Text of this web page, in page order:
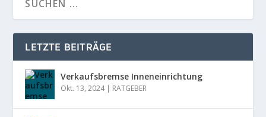
LETZTE BEITRÄGE
Verkaufsbremse Inneneinrichtung
Okt. 13, 2024| RATGEBER